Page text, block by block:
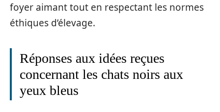
foyer aimant tout en respectant les normes
éthiques d’élevage.
Réponses aux idées reçues
concernant les chats noirs aux
yeux bleus